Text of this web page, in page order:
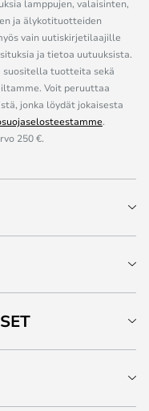
lamppujen, valaisinten,
ja älykotituotteiden
vain uutiskirjetilaajille
ja tietoa uutuuksista.
suositella tuotteita sekä
Voit peruuttaa
jonka löydät jokaisesta
.
250 €.